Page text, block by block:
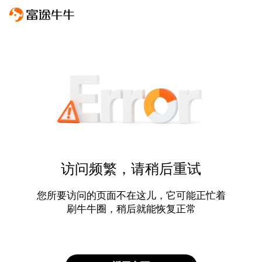
访问频繁，请稍后重试
您所要访问的页面不在这儿，它可能正忙着
刷牛牛圈，稍后就能恢复正常